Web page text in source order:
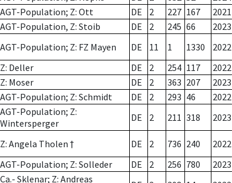
AGT-Population; Z: Ott DE 2 227 167 2021
AGT-Population, Z: Stoib DE 2 245 66 2023
AGT-Population; Z: FZ Mayen DE 11 1 1330 2022
Z: Deller DE 2 254 117 2022
Z: Moser DE 2 363 207 2023
AGT-Population; Z: Schmidt DE 2 293 46 2022
AGT-Population; Z:
Wintersperger
DE 2 211 318 2023
Z: Angela Tholen † DE 2 736 240 2022
AGT-Population; Z: Solleder DE 2 256 780 2023
Ca.- Sklenar; Z: Andreas